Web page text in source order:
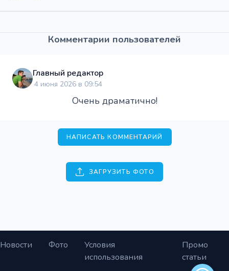
Комментарии пользователей
Главный редактор
4 июня 2026 в 09:54
Очень драматично!
НАПИСАТЬ КОММЕНТАРИЙ
ЗАГРУЗИТЬ ФОТО
Новости Фото
Условия
использования
Промо
статьи